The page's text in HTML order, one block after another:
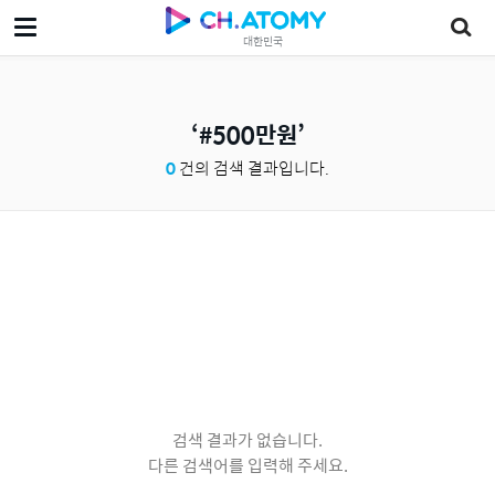
대한민국
#500만원
0건의 검색 결과입니다.
검색 결과가 없습니다.
다른 검색어를 입력해 주세요.